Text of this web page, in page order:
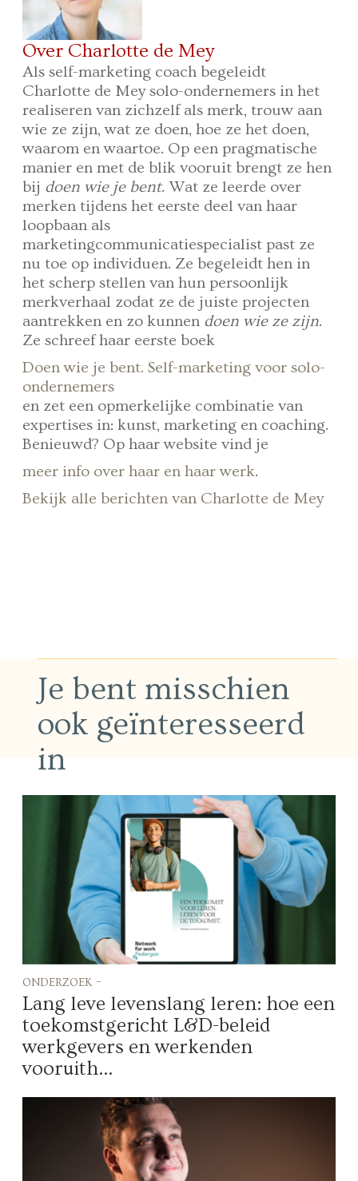
Over Charlotte de Mey
Als self-marketing coach begeleidt
Charlotte de Mey solo-ondernemers in het
realiseren van zichzelf als merk, trouw aan
wie ze zijn, wat ze doen, hoe ze het doen,
waarom en waartoe. Op een pragmatische
manier en met de blik vooruit brengt ze hen
bij doen wie je bent. Wat ze leerde over
merken tijdens het eerste deel van haar
loopbaan als
marketingcommunicatiespecialist past ze
nu toe op individuen. Ze begeleidt hen in
het scherp stellen van hun persoonlijk
merkverhaal zodat ze de juiste projecten
aantrekken en zo kunnen doen wie ze zijn.
Ze schreef haar eerste boek
Doen wie je bent. Self-marketing voor solo-
ondernemers
en zet een opmerkelijke combinatie van
expertises in: kunst, marketing en coaching.
Benieuwd? Op haar website vind je
meer info over haar en haar werk.
Bekijk alle berichten van Charlotte de Mey
Je bent misschien
ook geïnteresseerd
in
onderzoek -
Lang leve levenslang leren: hoe een
toekomstgericht L&D-beleid
werkgevers en werkenden
vooruith...